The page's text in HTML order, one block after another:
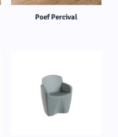
Poef Percival